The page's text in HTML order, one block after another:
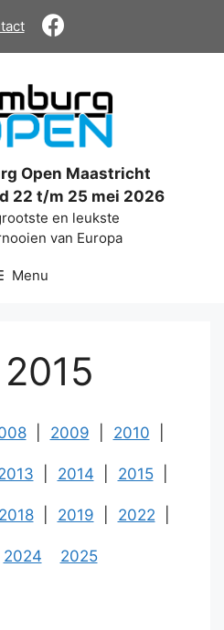
Open Maastricht
22 t/m 25 mei 2026
en leukste
van Europa
Menu
2009 2010
2014 2015
2018 2019 2022
2024 2025